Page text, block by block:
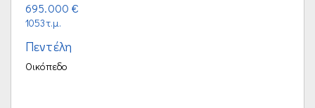
695.000 €
1053τ.μ.
Πεντέλη
Οικόπεδο